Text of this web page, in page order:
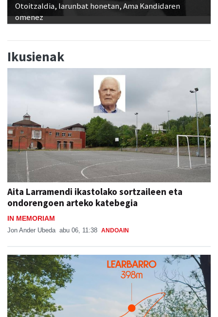
Otoitzaldia, larunbat honetan, Ama Kandidaren
omenez
Ikusienak
Aita Larramendi ikastolako sortzaileen eta
ondorengoen arteko katebegia
IN MEMORIAM
Jon Ander Ubeda abu 06, 11:38 ANDOAIN